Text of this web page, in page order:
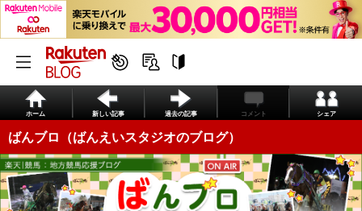
ホーム 新しい記事 過去の記事 コメント シェア
ばんブロ（ばんえいスタジオのブログ）